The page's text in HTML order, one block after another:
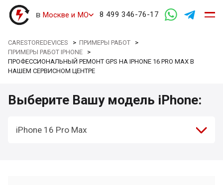
в Москве и МО 8 499 346-76-17
CARESTOREDEVICES >ПРИМЕРЫ РАБОТ >
ПРИМЕРЫ РАБОТ IPHONE >
ПРОФЕССИОНАЛЬНЫЙ РЕМОНТ GPS НА IPHONE 16 PRO MAX В
НАШЕМ СЕРВИСНОМ ЦЕНТРЕ
Выберите Вашу модель iPhone:
iPhone 16 Pro Max